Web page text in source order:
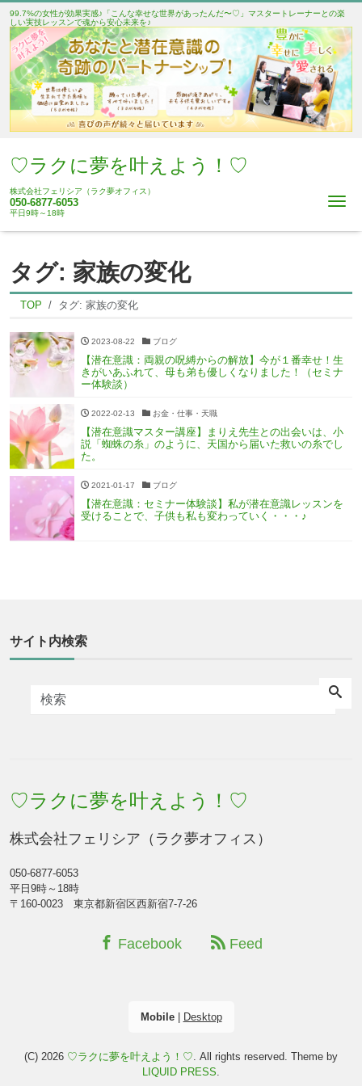
99.7%の女性が効果実感♪「こんな幸せな世界があったんだ〜♡」マスタートレーナーとの楽
しい実技レッスンで魂から安心未来を♪
♡ラクに夢を叶えよう！♡
株式会社フェリシア（ラク夢オフィス）
050-6877-6053
平日9時～18時
タグ: 家族の変化
TOP タグ: 家族の変化
2023-08-22 ブログ
【潜在意識：両親の呪縛からの解放】今が１番幸せ！生
きがいあふれて、母も弟も優しくなりました！（セミナ
ー体験談）
2022-02-13 お金・仕事・天職
【潜在意識マスター講座】まりえ先生との出会いは、小
説「蜘蛛の糸」のように、天国から届いた救いの糸でし
た。
2021-01-17 ブログ
【潜在意識：セミナー体験談】私が潜在意識レッスンを
受けることで、子供も私も変わっていく・・・♪
サイト内検索
♡ラクに夢を叶えよう！♡
株式会社フェリシア（ラク夢オフィス）
050-6877-6053
平日9時～18時
〒160-0023 東京都新宿区西新宿7-7-26
Facebook Feed
Mobile| Desktop
(C) 2026 ♡ラクに夢を叶えよう！♡. All rights reserved. Theme by
LIQUID PRESS.